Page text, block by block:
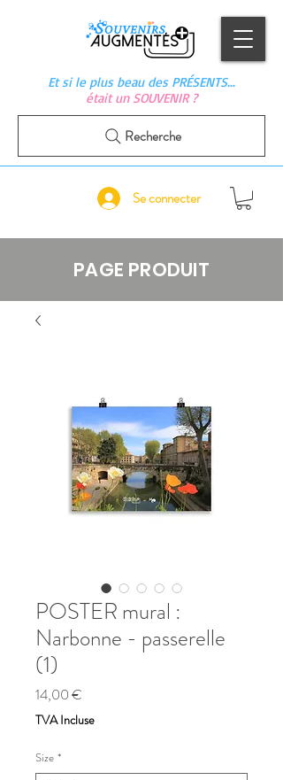
Et si le plus beau des PRÉSENTS…
était un SOUVENIR ?
Se connecter
Recherche
PAGE PRODUIT
POSTER mural :
Narbonne - passerelle
(1)
14,00 €
TVA Incluse
Size *